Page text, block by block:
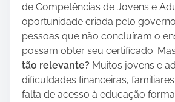
p
e
n
h
o
d
e
n
:
de Competências de Jovens e
oportunidade criada pelo
pessoas que não concluíram o
possam obter seu certificado.
tão relevante? Muitos jovens e
dificuldades financeiras,
falta de acesso à educação